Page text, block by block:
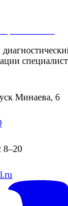
Минаева, 6
8–20